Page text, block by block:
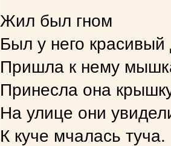
Жил был гном
Был у него
Пришла к нему
Принесла она
На улице они
К куче мчалась туча.